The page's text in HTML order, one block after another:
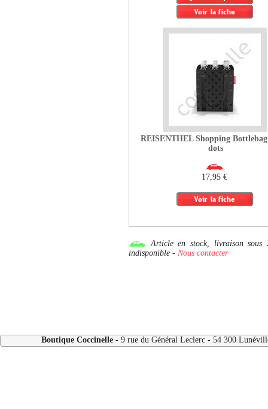
REISENTHEL Shopping Bottlebag
dots
17,95 €
Article en stock, livraison
indisponible - Nous contacter
Boutique Coccinelle - 9 rue du Général Leclerc - 54 300